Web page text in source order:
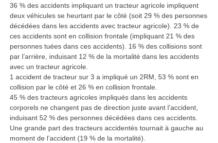
36 % des accidents impliquant un tracteur agricole impliquent
deux véhicules se heurtant par le côté (soit 29 % des personnes
décédées dans les accidents avec tracteur agricole). 23 % de
ces accidents sont en collision frontale (impliquant 21 % des
personnes tuées dans ces accidents). 16 % des collisions sont
par l’arrière, induisant 12 % de la mortalité dans les accidents
avec un tracteur agricole.
1 accident de tracteur sur 3 a impliqué un 2RM, 53 % sont en
collision par le côté et 26 % en collision frontale.
45 % des tracteurs agricoles impliqués dans les accidents
corporels ne changent pas de direction juste avant l’accident,
induisant 52 % des personnes décédées dans ces accidents.
Une grande part des tracteurs accidentés tournait à gauche au
moment de l’accident (19 % de la mortalité).